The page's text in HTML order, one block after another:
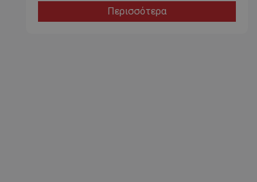
Περισσότερα